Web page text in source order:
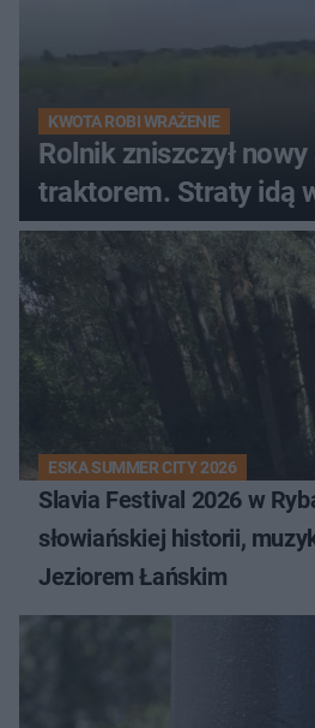
KWOTA ROBI WRAŻENIE
Rolnik zniszczył
traktorem. Straty idą
ESKA SUMMER CITY 2026
Slavia Festival 2026 w
słowiańskiej historii,
Jeziorem Łańskim